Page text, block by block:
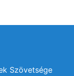
Szövetsége